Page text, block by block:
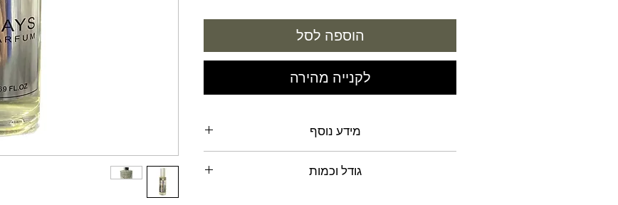
הוספה לסל
לקנייה מהירה
מידע נוסף
והשיער
גודל וכמות